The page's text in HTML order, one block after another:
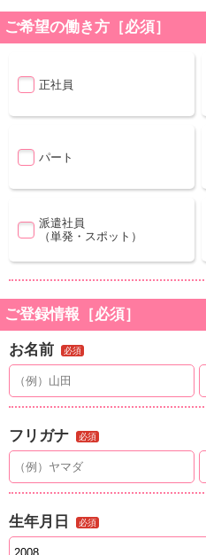
ご希望の働き方［必須］
正社員
パート
派遣社員
（単発・スポット）
ご登録情報［必須］
お名前 必須
フリガナ 必須
生年月日 必須